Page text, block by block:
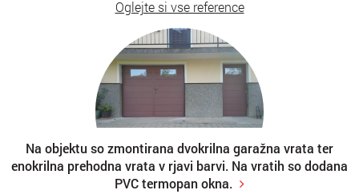
Oglejte si vse reference
Na objektu so zmontirana dvokrilna garažna vrata ter
enokrilna prehodna vrata v rjavi barvi. Na vratih so dodana
PVC termopan okna.